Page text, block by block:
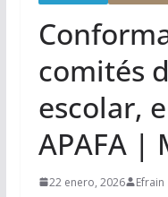
comités
escolar,
APAFA |
22 enero, 2026 Efrain